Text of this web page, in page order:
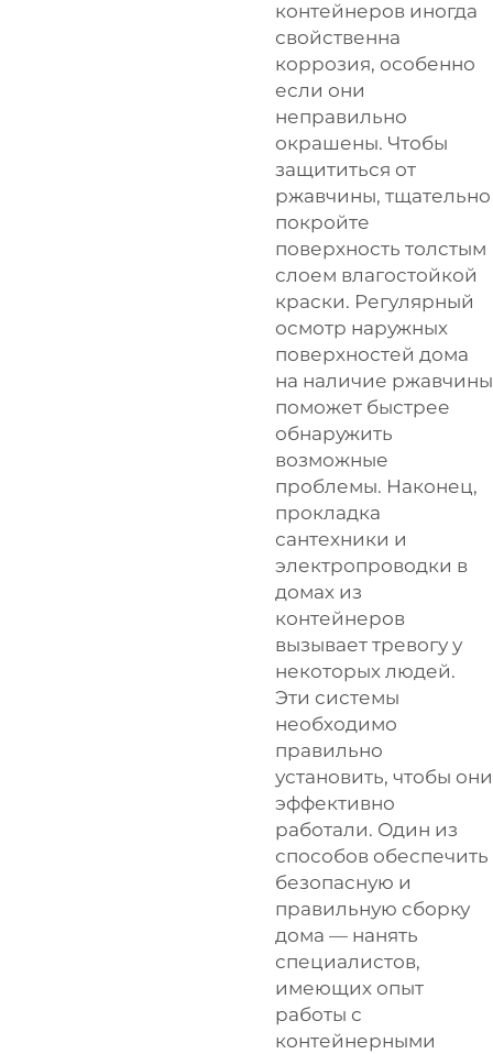
контейнеров иногда
свойственна
коррозия, особенно
если они
неправильно
окрашены. Чтобы
защититься от
ржавчины, тщательно
покройте
поверхность толстым
слоем влагостойкой
краски. Регулярный
осмотр наружных
поверхностей дома
на наличие ржавчины
поможет быстрее
обнаружить
возможные
проблемы. Наконец,
прокладка
сантехники и
электропроводки в
домах из
контейнеров
вызывает тревогу у
некоторых людей.
Эти системы
необходимо
правильно
установить, чтобы они
эффективно
работали. Один из
способов обеспечить
безопасную и
правильную сборку
дома — нанять
специалистов,
имеющих опыт
работы с
контейнерными